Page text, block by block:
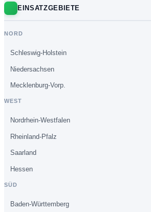
EINSATZGEBIETE
NORD
Schleswig-Holstein
Niedersachsen
Mecklenburg-Vorp.
WEST
Nordrhein-Westfalen
Rheinland-Pfalz
Saarland
Hessen
SÜD
Baden-Württemberg